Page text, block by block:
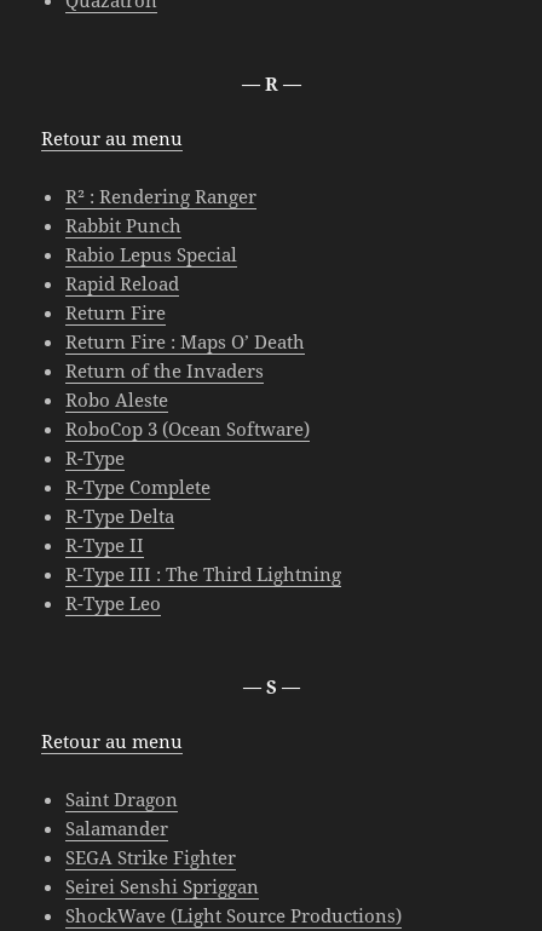
— R —
Retour au menu
R² : Rendering Ranger
Rabbit Punch
Rabio Lepus Special
Rapid Reload
Return Fire
Return Fire : Maps O’ Death
Return of the Invaders
Robo Aleste
RoboCop 3 (Ocean Software)
R-Type
R-Type Complete
R-Type Delta
R-Type II
R-Type III : The Third Lightning
R-Type Leo
— S —
Retour au menu
Saint Dragon
Salamander
SEGA Strike Fighter
Seirei Senshi Spriggan
ShockWave (Light Source Productions)